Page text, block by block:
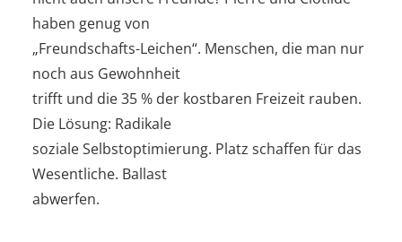
haben genug von
„Freundschafts-Leichen“. Menschen, die man nur
noch aus Gewohnheit
trifft und die 35 % der kostbaren Freizeit rauben.
Die Lösung: Radikale
soziale Selbstoptimierung. Platz schaffen für das
Wesentliche. Ballast
abwerfen.